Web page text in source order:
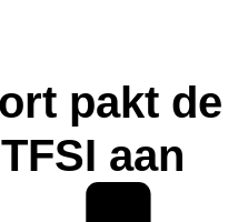
pakt de
aan